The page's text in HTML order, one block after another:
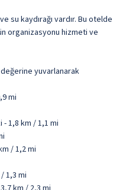
su kaydırağı vardır. Bu otelde
organizasyonu hizmeti ve
yuvarlanarak
mi
- 1,8 km / 1,1 mi
/ 1,2 mi
1,3 mi